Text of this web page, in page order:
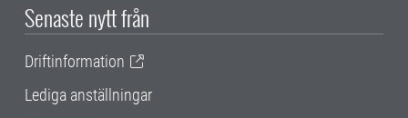
Senaste nytt från
Driftinformation
Lediga anställningar